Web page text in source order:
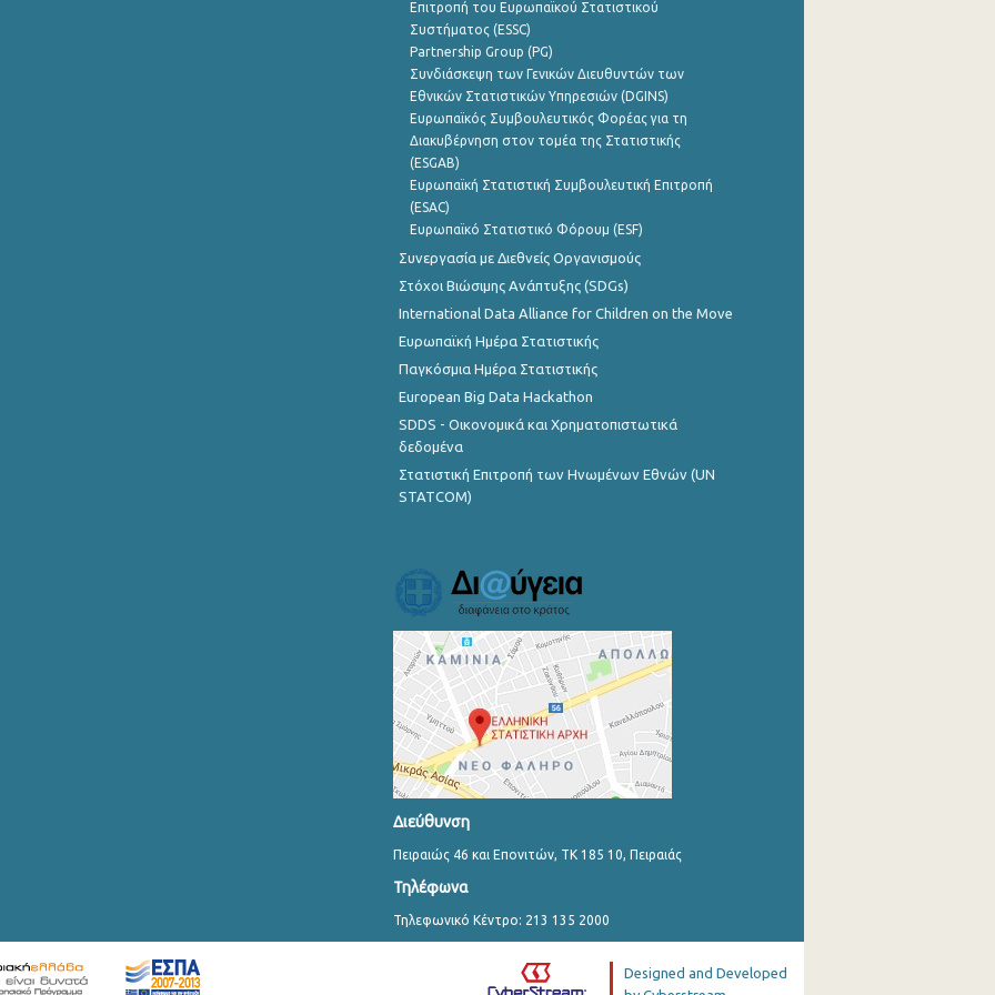
Επιτροπή του Ευρωπαϊκού Στατιστικού
Συστήματος (ESSC)
Partnership Group (PG)
Συνδιάσκεψη των Γενικών Διευθυντών των
Εθνικών Στατιστικών Υπηρεσιών (DGINS)
Ευρωπαϊκός Συμβουλευτικός Φορέας για τη
Διακυβέρνηση στον τομέα της Στατιστικής
(ESGAB)
Ευρωπαϊκή Στατιστική Συμβουλευτική Επιτροπή
(ESAC)
Ευρωπαϊκό Στατιστικό Φόρουμ (ESF)
Συνεργασία με Διεθνείς Οργανισμούς
Στόχοι Βιώσιμης Ανάπτυξης (SDGs)
International Data Alliance for Children on the Move
Ευρωπαϊκή Ημέρα Στατιστικής
Παγκόσμια Ημέρα Στατιστικής
European Big Data Hackathon
SDDS - Οικονομικά και Χρηματοπιστωτικά
δεδομένα
Στατιστική Επιτροπή των Ηνωμένων Εθνών (UN
STATCOM)
Διεύθυνση
Πειραιώς 46 και Επονιτών, ΤΚ 185 10, Πειραιάς
Τηλέφωνα
Τηλεφωνικό Κέντρο: 213 135 2000
Designed and Developed